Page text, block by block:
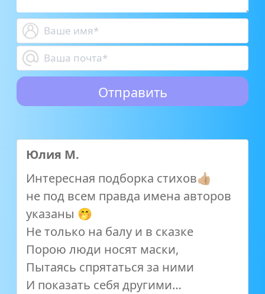
Юлия М.
Интересная подборка стихов👍🏼
не под всем правда имена авторов
указаны 🤭
Не только на балу и в сказке
Порою люди носят маски,
Пытаясь спрятаться за ними
И показать себя другими…